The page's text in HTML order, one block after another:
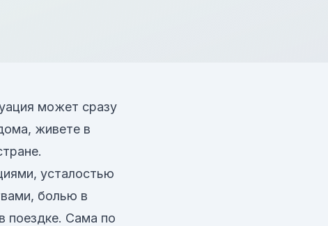
может сразу
живете в
усталостью
болью в
поездке. Сама по